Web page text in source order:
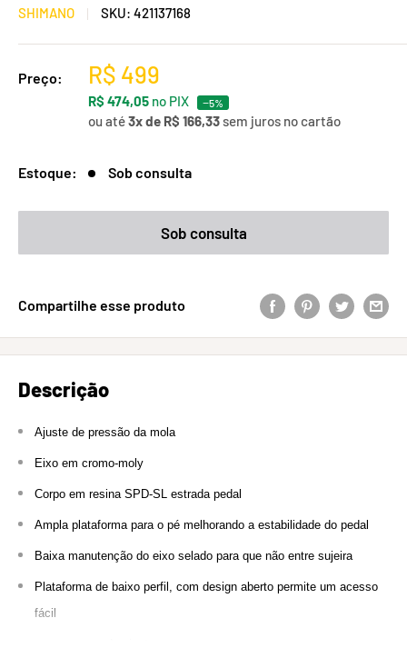
SHIMANO SKU: 421137168
Preço: R$ 499
R$ 474,05 no PIX −5%
ou até3x de R$ 166,33sem juros no cartão
Estoque: Sob consulta
Sob consulta
Compartilhe esse produto
Descrição
Ajuste de pressão da mola
Eixo em cromo-moly
Corpo em resina SPD-SL estrada pedal
Ampla plataforma para o pé melhorando a estabilidade do pedal
Baixa manutenção do eixo selado para que não entre sujeira
Plataforma de baixo perfil, com design aberto permite um acesso
fácil